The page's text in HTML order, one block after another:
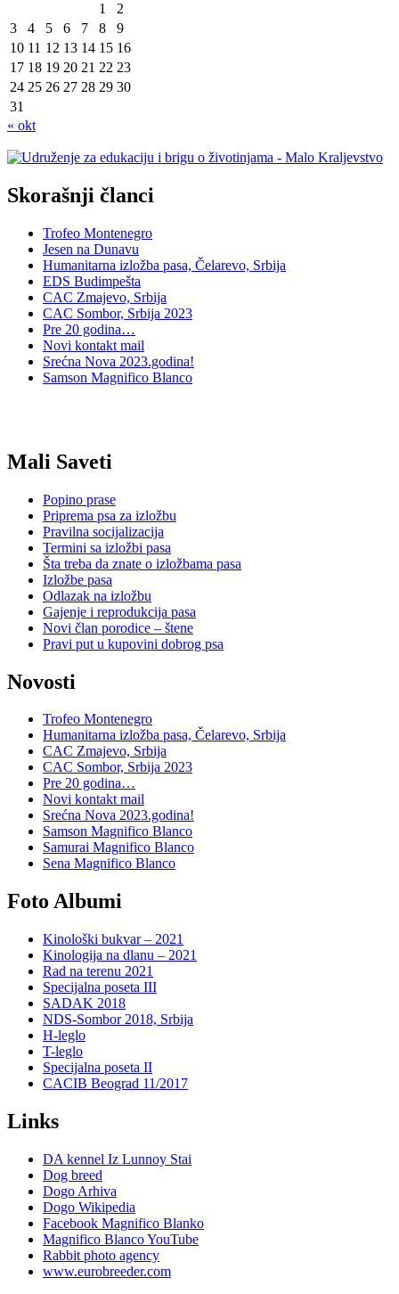
1
2
3
4 5 6 7 8
9
10 11 12 13 14 15 16
17 18 19 20 21 22 23
24 25 26 27 28 29 30
31
« okt
Skorašnji članci
Trofeo Montenegro
Jesen na Dunavu
Humanitarna izložba pasa, Čelarevo, Srbija
EDS Budimpešta
CAC Zmajevo, Srbija
CAC Sombor, Srbija 2023
Pre 20 godina…
Novi kontakt mail
Srećna Nova 2023.godina!
Samson Magnifico Blanco
Mali Saveti
Popino prase
Priprema psa za izložbu
Pravilna socijalizacija
Termini sa izložbi pasa
Šta treba da znate o izložbama pasa
Izložbe pasa
Odlazak na izložbu
Gajenje i reprodukcija pasa
Novi član porodice – štene
Pravi put u kupovini dobrog psa
Novosti
Trofeo Montenegro
Humanitarna izložba pasa, Čelarevo, Srbija
CAC Zmajevo, Srbija
CAC Sombor, Srbija 2023
Pre 20 godina…
Novi kontakt mail
Srećna Nova 2023.godina!
Samson Magnifico Blanco
Samurai Magnifico Blanco
Sena Magnifico Blanco
Foto Albumi
Kinološki bukvar – 2021
Kinologija na dlanu – 2021
Rad na terenu 2021
Specijalna poseta III
SADAK 2018
NDS-Sombor 2018, Srbija
H-leglo
T-leglo
Specijalna poseta II
CACIB Beograd 11/2017
Links
DA kennel Iz Lunnoy Stai
Dog breed
Dogo Arhiva
Dogo Wikipedia
Facebook Magnifico Blanko
Magnifico Blanco YouTube
Rabbit photo agency
www.eurobreeder.com